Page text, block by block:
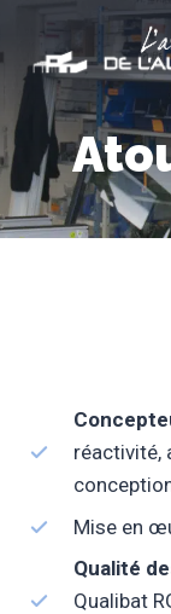
contenu
réactivité,
Mise en
Qualité
Qualibat